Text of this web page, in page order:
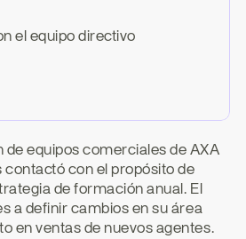
el equipo directivo
de equipos comerciales de AXA
contactó con el propósito de
de formación anual. El
a definir cambios en su área
en ventas de nuevos agentes.